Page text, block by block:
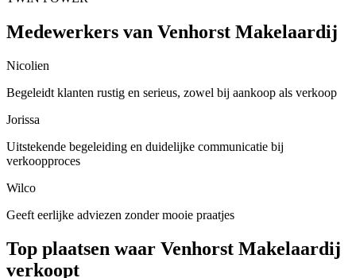
Medewerkers van Venhorst Makelaardij
Nicolien
Begeleidt klanten rustig en serieus, zowel bij aankoop als verkoop
Jorissa
Uitstekende begeleiding en duidelijke communicatie bij
verkoopproces
Wilco
Geeft eerlijke adviezen zonder mooie praatjes
Top plaatsen waar Venhorst Makelaardij
verkoopt